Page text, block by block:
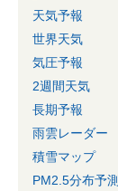
天気予報
世界天気
気圧予報
2週間天気
長期予報
雨雲レーダー
積雪マップ
PM2.5分布予測